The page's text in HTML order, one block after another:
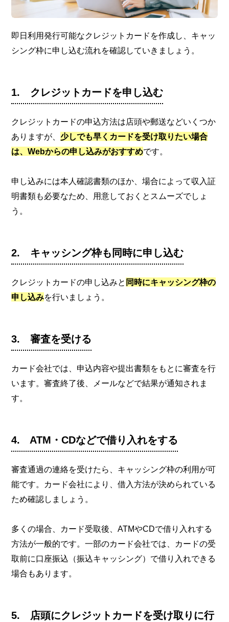
即日利用発行可能なクレジットカードを作成し、キャッ
シング枠に申し込む流れを確認していきましょう。
1. クレジットカードを申し込む
クレジットカードの申込方法は店頭や郵送などいくつか
ありますが、少しでも早くカードを受け取りたい場合
は、Webからの申し込みがおすすめです。
申し込みには本人確認書類のほか、場合によって収入証
明書類も必要なため、用意しておくとスムーズでしょ
う。
2. キャッシング枠も同時に申し込む
クレジットカードの申し込みと 同時にキャッシング枠の
申し込みを行いましょう。
3. 審査を受ける
カード会社では、申込内容や提出書類をもとに審査を行
います。審査終了後、メールなどで結果が通知されま
す。
4. ATM・CDなどで借り入れをする
審査通過の連絡を受けたら、キャッシング枠の利用が可
能です。カード会社により、借入方法が決められている
ため確認しましょう。
多くの場合、カード受取後、ATMやCDで借り入れする
方法が一般的です。一部のカード会社では、カードの受
取前に口座振込（振込キャッシング）で借り入れできる
場合もあります。
5. 店頭にクレジットカードを受け取りに行